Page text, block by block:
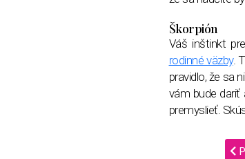
Škorpión
Váš inštinkt
rodinné väzby.
pravidlo, že sa
vám bude
premyslieť.